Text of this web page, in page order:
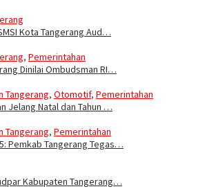
Kota Tangerang Aud…
, Pemerintahan
Dinilai Ombudsman RI…
Tangerang, Otomotif, Pemerintahan
Jelang Natal dan Tahun …
Tangerang, Pemerintahan
Pemkab Tangerang Tegas…
Kabupaten Tangerang…